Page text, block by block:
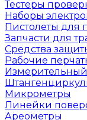
Тестеры
Наборы
Пистолеты для
Запчасти для
Средства
Рабочие
Микрометры
Линейки
Ареометры